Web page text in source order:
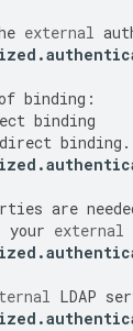
external
.
binding :
binding
binding .
.
are
your external
.
LDAP
.